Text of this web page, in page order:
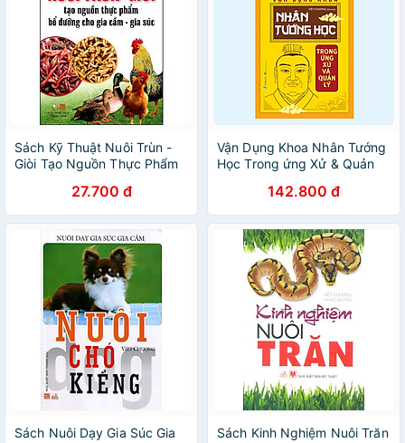
Sách Kỹ Thuật Nuôi Trùn -
Giòi Tạo Nguồn Thực Phẩm
Súc (Tái Bản 2016)
27.700 đ
Vận Dụng Khoa Nhân Tướng
Học Trong ứng Xử & Quản
142.800 đ
Sách Nuôi Dạy Gia Súc Gia
Sách Kinh Nghiệm Nuôi Trăn